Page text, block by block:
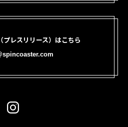
プレスリリース）はこちら